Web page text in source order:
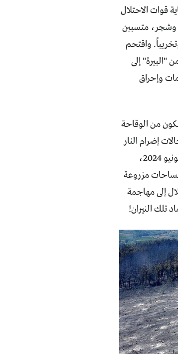
قوات الاحتلال
وشجر، متسببن
واقتحم
يوم 18 حزيران/ يونيو. ومن "البيرة" إلى
وإحراق
من الوقاحة
إضرام النار
في الأراضي وتخريب الممتلكات في شتى المناطق المجاورة ل"رام الله". في الأسبوع الأول من حزيران/ يونيو 2024،
(1000 متر مربع)، معظمها مساحات مزروعة
إلى مهاجمة
تلك النيران!